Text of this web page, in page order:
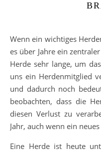
Wenn ein wichtiges Herdenmitglied stirbt, besonders wenn
es über Jahre ein
Herde sehr lange, um
uns ein Herdenmitglied
und dadurch noch
beobachten, dass die
diesen Verlust zu
Jahr, auch wenn ein
Eine Herde ist heute